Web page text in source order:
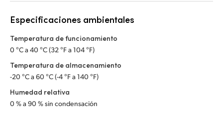
Especificaciones ambientales
Temperatura de funcionamiento
0 °C a 40 °C (32 °F a 104 °F)
Temperatura de almacenamiento
-20 °C a 60 °C (-4 °F a 140 °F)
Humedad relativa
0 % a 90 % sin condensación